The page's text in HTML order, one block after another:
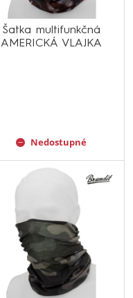
Šatka multifunkčná
AMERICKÁ VLAJKA
Nedostupné